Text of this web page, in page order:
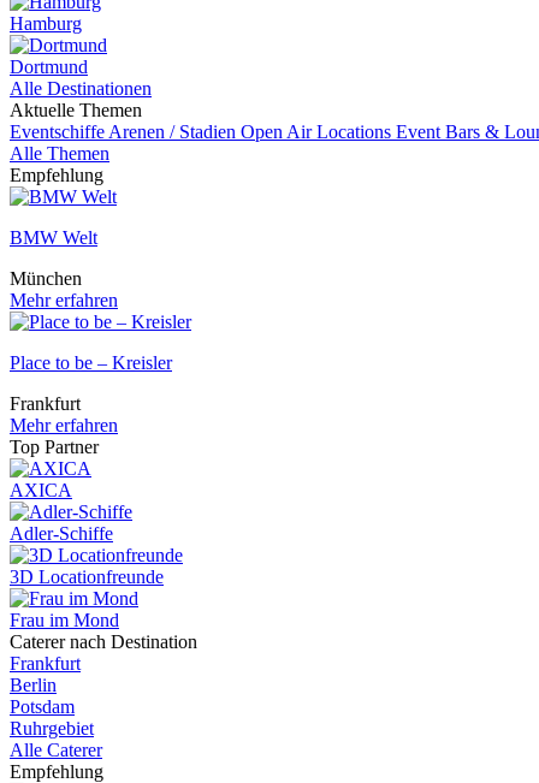
Hamburg
Dortmund
Alle Destinationen
Aktuelle Themen
Eventschiffe Arenen / Stadien Open Air Locations Event Bars &
Alle Themen
Empfehlung
BMW Welt
München
Mehr erfahren
Place to be – Kreisler
Frankfurt
Mehr erfahren
Top Partner
AXICA
Adler-Schiffe
3D Locationfreunde
Frau im Mond
Caterer nach Destination
Frankfurt
Berlin
Potsdam
Ruhrgebiet
Alle Caterer
Empfehlung